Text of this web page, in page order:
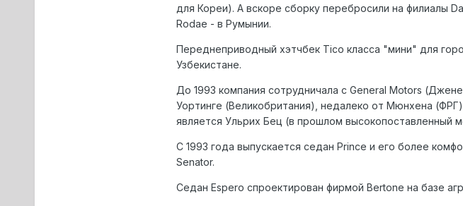
для Кореи). А вскоре сборку перебросили на филиалы
Rodae - в Румынии.
Переднеприводный хэтчбек Tico класса "мини" для
Узбекистане.
До 1993 компания сотрудничала с General Motors
Уортинге (Великобритания), недалеко от Мюнхена
является Ульрих Бец (в прошлом высокопоставленный
С 1993 года выпускается седан Prince и его более
Senator.
Седан Espero спроектирован фирмой Bertone на базе